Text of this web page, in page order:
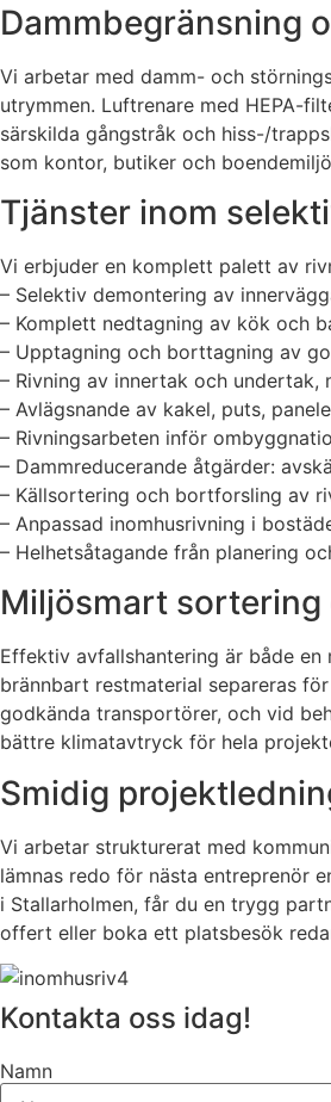
Dammbegränsning
Vi arbetar med damm- och
utrymmen. Luftrenare med HEPA-
särskilda gångstråk och hiss-/
som kontor, butiker och
Tjänster inom
Vi erbjuder en komplett palett av
– Selektiv demontering av
– Komplett nedtagning av kök och
– Upptagning och borttagning av
– Rivning av innertak och undertak,
– Avlägsnande av kakel, puts,
– Rivningsarbeten inför
– Dammreducerande åtgärder:
– Källsortering och bortforsling av
– Anpassad inomhusrivning i
– Helhetsåtagande från planering
Miljösmart
Effektiv avfallshantering är både
brännbart restmaterial separeras
godkända transportörer, och vid
bättre klimatavtryck för hela
Smidig
Vi arbetar strukturerat med
lämnas redo för nästa entreprenör
i Stallarholmen, får du en trygg
offert eller boka ett platsbesök
Kontakta oss idag!
Namn